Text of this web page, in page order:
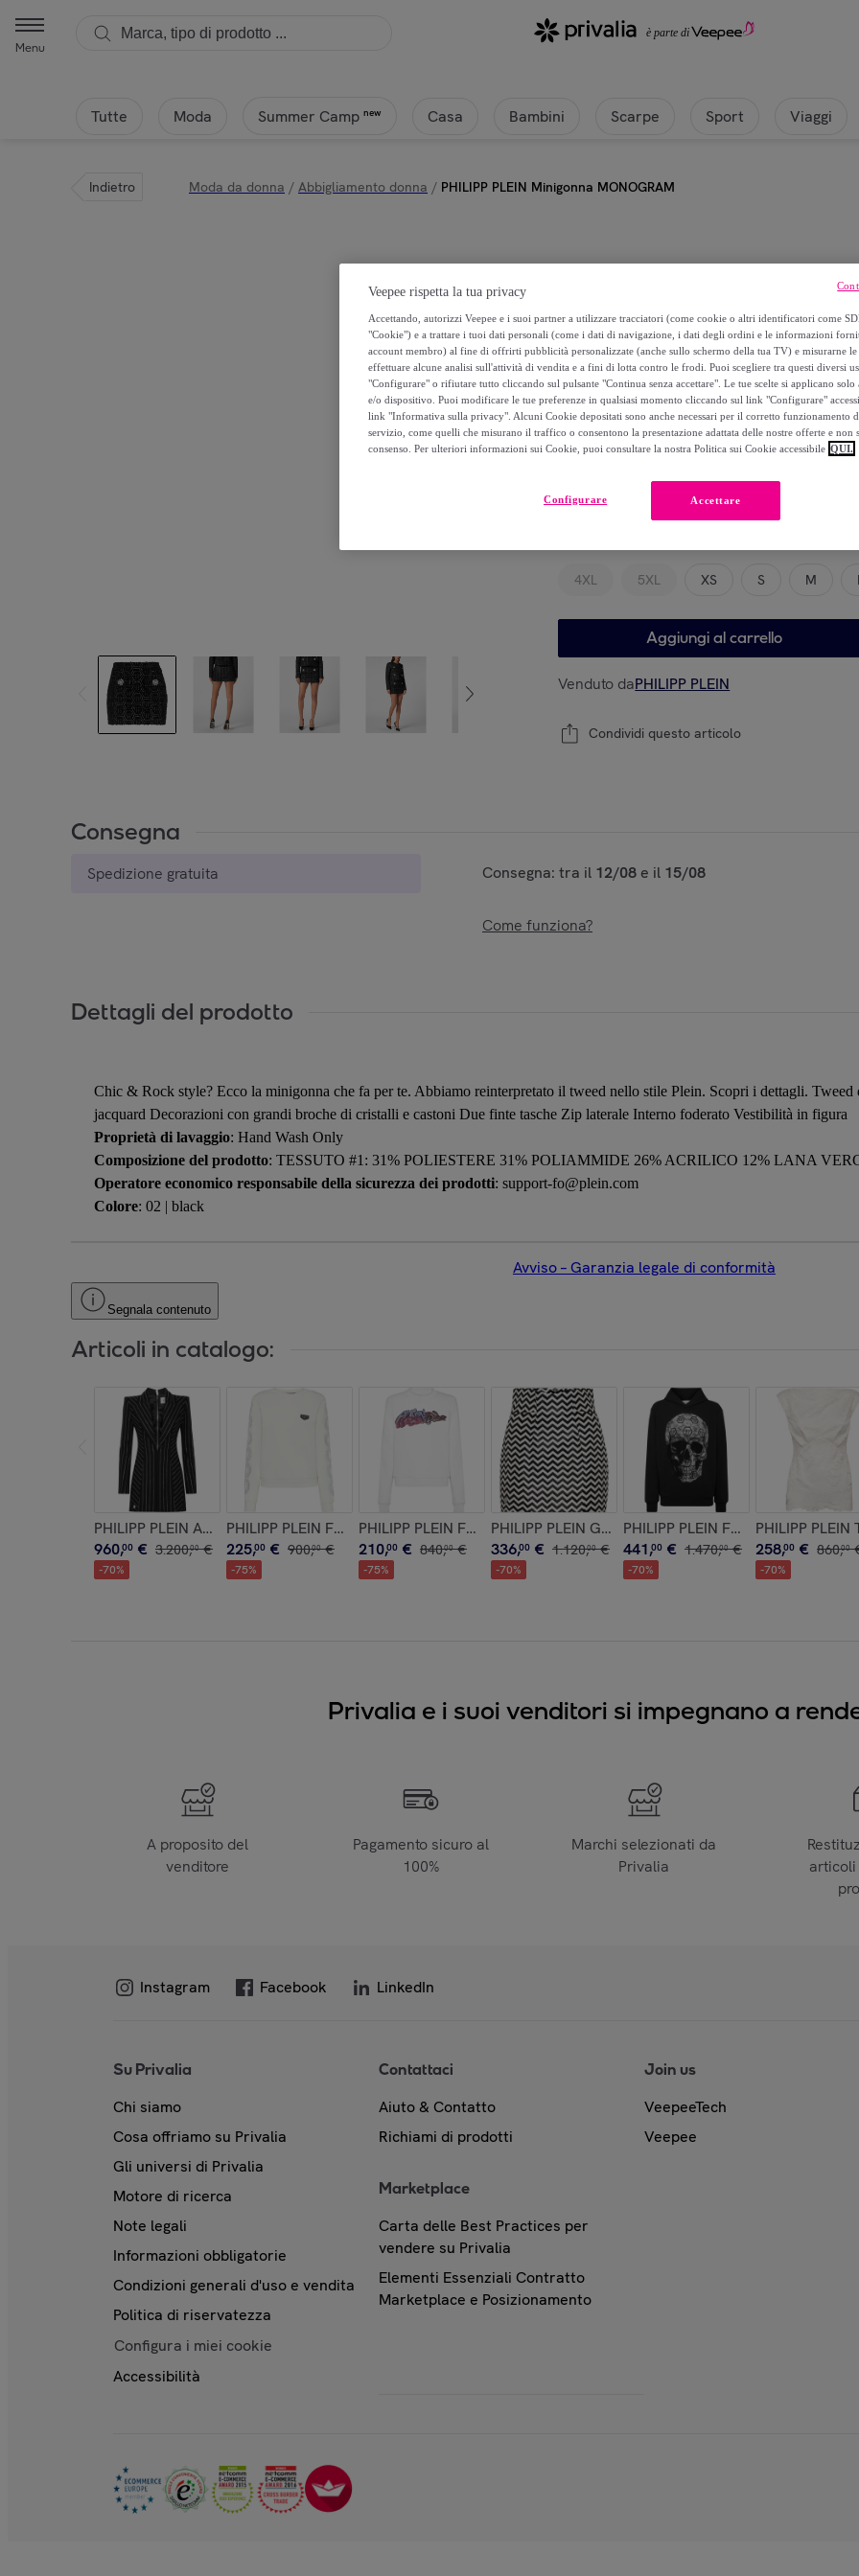
Menu
Tutte Moda Summer Camp new Casa Bambini Scarpe Sport Viaggi
Indietro Moda da donna / Abbigliamento donna / PHILIPP PLEIN Minigonna MONOGRAM
PHILIPP PLEIN Minigonna
441,00 €
980,00 €
- 55%
4XL 5XL XS S M
Aggiungi al carrello
Venduto daPHILIPP PLEIN
Condividi questo articolo
Consegna
Spedizione gratuita Consegna: tra il 12/08 e il 15/08
Come funziona?
Dettagli del prodotto
Chic & Rock style? Ecco la minigonna che fa per te. Abbiamo reinterpretato il tweed nello stile Plein. Scopri i dettagli.
jacquard Decorazioni con grandi broche di cristalli e castoni Due finte tasche Zip laterale Interno foderato Vestibilità in figura
Proprietà di lavaggio: Hand Wash Only
Composizione del prodotto: TESSUTO #1: 31% POLIESTERE 31% POLIAMMIDE 26% ACRILICO 12% LANA
Operatore economico responsabile della sicurezza dei prodotti: support-fo@plein.com
Colore: 02 | black
Avviso – Garanzia legale di conformità
Segnala contenuto
Articoli in catalogo:
PHILIPP PLEIN Abito corto
960,00 € 3.200,00 €
-70%
PHILIPP PLEIN Felpa
225,00 € 900,00 €
-75%
PHILIPP PLEIN Felpa BOMBING GRAFFITI
210,00 € 840,00 €
-75%
PHILIPP PLEIN Gonna corta
336,00 € 1.120,00 €
-70%
PHILIPP PLEIN Felpa con
441,00 € 1.470,00 €
-70%
PHILIPP PLEIN
258,00 € 860,00
-70%
Privalia e i suoi venditori si impegnano a
A proposito del
venditore
Pagamento sicuro al
100%
Marchi selezionati da
Privalia
articoli
Instagram Facebook LinkedIn
Su Privalia
Chi siamo
Cosa offriamo su Privalia
Gli universi di Privalia
Motore di ricerca
Note legali
Informazioni obbligatorie
Condizioni generali d'uso e vendita
Politica di riservatezza
Configura i miei cookie
Accessibilità
Contattaci
Aiuto & Contatto
Richiami di prodotti
Marketplace
Carta delle Best Practices per
vendere su Privalia
Elementi Essenziali Contratto
Marketplace e Posizionamento
Join us
VeepeeTech
Veepee
Veepee rispetta la tua privacy
Accettando, autorizzi Veepee e i suoi partner a utilizzare tracciatori (come cookie o altri identificatori come
"Cookie") e a trattare i tuoi dati personali (come i dati di navigazione, i dati degli ordini e le informazioni
account membro) al fine di offrirti pubblicità personalizzate (anche sullo schermo della tua TV) e misurarne le
effettuare alcune analisi sull'attività di vendita e a fini di lotta contro le frodi. Puoi scegliere tra questi diversi
"Configurare" o rifiutare tutto cliccando sul pulsante "Continua senza accettare". Le tue scelte si applicano solo
e/o dispositivo. Puoi modificare le tue preferenze in qualsiasi momento cliccando sul link "Configurare"
link "Informativa sulla privacy". Alcuni Cookie depositati sono anche necessari per il corretto funzionamento
servizio, come quelli che misurano il traffico o consentono la presentazione adattata delle nostre offerte e non
consenso. Per ulteriori informazioni sui Cookie, puoi consultare la nostra Politica sui Cookie accessibile QUI.
Accettare
Configurare